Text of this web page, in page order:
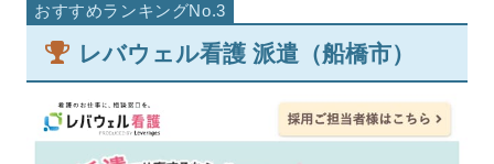
レバウェル看護 派遣（船橋市）